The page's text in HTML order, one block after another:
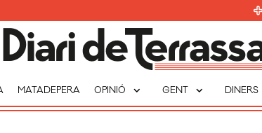
MATADEPERA OPINIÓ expand_more GENT expand_more DINERS